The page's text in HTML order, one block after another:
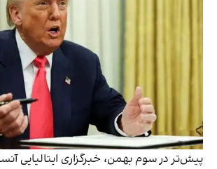
پیش‌تر در سوم بهمن، خبرگزاری ایتالیایی